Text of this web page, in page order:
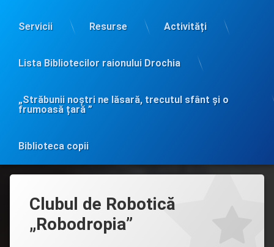
Servicii Resurse Activități
Lista Bibliotecilor raionului Drochia
„Străbunii noștri ne lăsară, trecutul sfânt și o
frumoasă țară ”
Biblioteca copii
Clubul de Robotică
„Robodropia”